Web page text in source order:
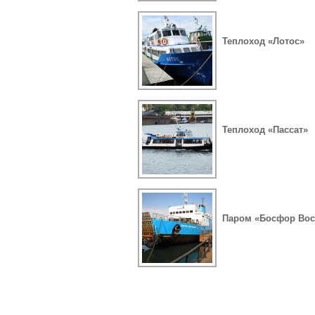
Теплоход «Лотос»
Теплоход «Пассат»
Паром «Босфор